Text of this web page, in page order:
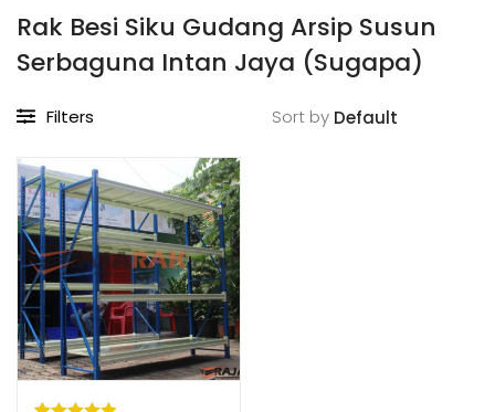
Rak Besi Siku Gudang Arsip Susun
Serbaguna Intan Jaya (Sugapa)
Filters Sort by